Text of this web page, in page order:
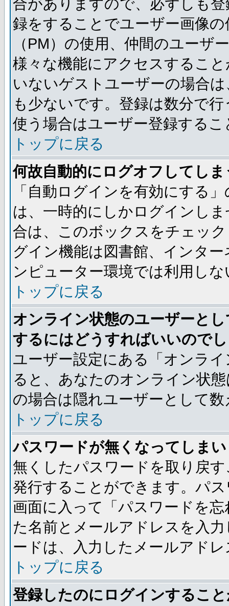
合がありますので、必ずしも
録をすることでユーザー画像
（PM）の使用、仲間のユーザ
様々な機能にアクセスするこ
いないゲストユーザーの場合
も少ないです。登録は数分で
使う場合はユーザー登録する
トップに戻る
何故自動的にログオフしてし
「自動ログインを有効にする
は、一時的にしかログインし
合は、このボックスをチェッ
グイン機能は図書館、インタ
ンピューター環境では利用し
トップに戻る
オンライン状態のユーザーと
するにはどうすればいいので
ユーザー設定にある「オンラ
ると、あなたのオンライン状
の場合は隠れユーザーとして
トップに戻る
パスワードが無くなってしま
無くしたパスワードを取り戻
発行することができます。パ
画面に入って「パスワードを
た名前とメールアドレスを入
ードは、入力したメールアド
トップに戻る
登録したのにログインするこ